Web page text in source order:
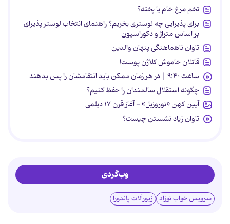
تخم مرغ خام یا پخته؟
برای پذیرایی چه لوستری بخریم؟ راهنمای انتخاب لوستر پذیرای
بر اساس متراژ و دکوراسیون
تاوان ناهماهنگی پنهان والدین
قاتلان خاموش کلاژن پوست!
ساعت ۹:۴۰ | در هر زمان ممکن باید انتقامشان را پس بدهند
چگونه استقلال سالمندان را حفظ کنیم؟
آیین کهن «نوروزبل» - آغاز قرن ۱۷ دیلمی
تاوان زیاد نشستن چیست؟
وب‌گردی
سرویس خواب نوزاد زیورآلات پاندورا